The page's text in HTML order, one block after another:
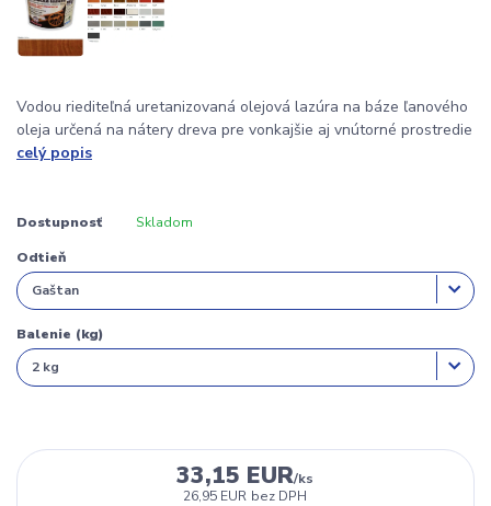
Vodou riediteľná uretanizovaná olejová lazúra na báze ľanového
oleja určená na nátery dreva pre vonkajšie aj vnútorné prostredie
celý popis
Dostupnosť Skladom
Odtieň
Balenie (kg)
33,15 EUR/ks
26,95 EUR bez DPH